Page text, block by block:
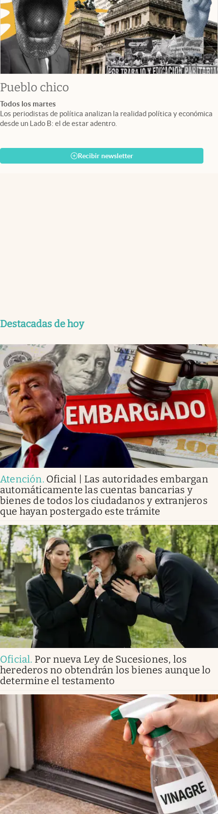
Pueblo chico
Todos los martes
Los periodistas de política analizan la realidad política y económica
desde un Lado B: el de estar adentro.
Recibir newsletter
Destacadas de hoy
Atención. Oficial | Las autoridades embargan
automáticamente las cuentas bancarias y
bienes de todos los ciudadanos y extranjeros
que hayan postergado este trámite
Oficial. Por nueva Ley de Sucesiones, los
herederos no obtendrán los bienes aunque lo
determine el testamento